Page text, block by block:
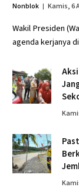
Nonblok Kamis, 6
Wakil Presiden
agenda kerjanya